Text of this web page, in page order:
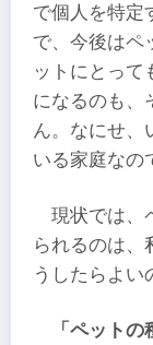
で個人を特定
で、今後はペ
ットにとって
になるのも、
ん。なにせ、
いる家庭なの
現状では、
られるのは、
うしたらよい
「ペット